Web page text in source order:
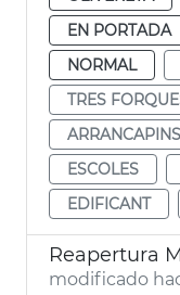
EN PORTADA
NORMAL
TRES
ARRANCAPINS
ESCOLES
EDIFICANT
Reapertura
modificado